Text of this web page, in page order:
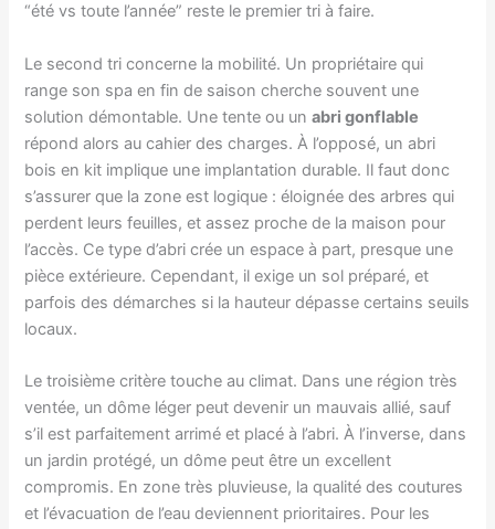
“été vs toute l’année” reste le premier tri à faire.
Le second tri concerne la mobilité. Un propriétaire qui
range son spa en fin de saison cherche souvent une
solution démontable. Une tente ou unabri gonflable
répond alors au cahier des charges. À l’opposé, un abri
bois en kit implique une implantation durable. Il faut donc
s’assurer que la zone est logique : éloignée des arbres qui
perdent leurs feuilles, et assez proche de la maison pour
l’accès. Ce type d’abri crée un espace à part, presque une
pièce extérieure. Cependant, il exige un sol préparé, et
parfois des démarches si la hauteur dépasse certains seuils
locaux.
Le troisième critère touche au climat. Dans une région très
ventée, un dôme léger peut devenir un mauvais allié, sauf
s’il est parfaitement arrimé et placé à l’abri. À l’inverse, dans
un jardin protégé, un dôme peut être un excellent
compromis. En zone très pluvieuse, la qualité des coutures
et l’évacuation de l’eau deviennent prioritaires. Pour les